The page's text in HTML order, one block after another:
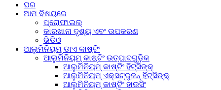
ଘର
ଆମ ବିଷୟରେ
ପ୍ରୋଫାଇଲ୍
କାରଖାନା ଦୃଶ୍ୟ ଏବଂ ଉପକରଣ
ଭିଡିଓ
ଆଲୁମିନିୟମ୍ ଡାଏ କାଷ୍ଟିଂ
ଆଲୁମିନିୟମ୍ କାଷ୍ଟିଂ ଉତ୍ପାଦଗୁଡ଼ିକ
ଆଲୁମିନିୟମ୍ କାଷ୍ଟିଂ ହିଟ୍ସିଙ୍କ୍
ଆଲୁମିନିୟମ୍ ଏକ୍ସଟ୍ରୁଜନ୍ ହିଟ୍ସିଙ୍କ୍
ଆଲୁମିନିୟମ୍ କାଷ୍ଟିଂ ହାଉସିଂ